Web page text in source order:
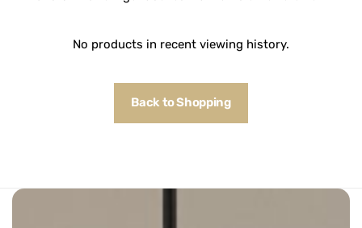
No products in recent viewing history.
Back to Shopping